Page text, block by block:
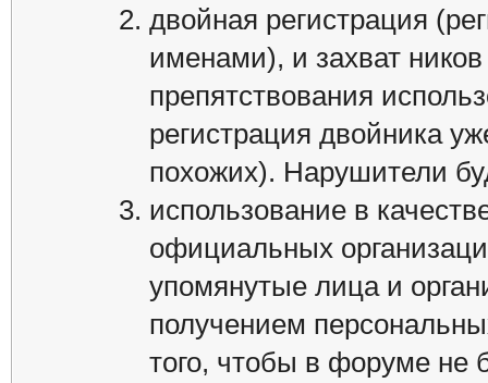
двойная регистрация
именами), и захват
препятствования
регистрация двойника
похожих). Нарушители
использование в
официальных
упомянутые лица и
получением
того, чтобы в форуме не